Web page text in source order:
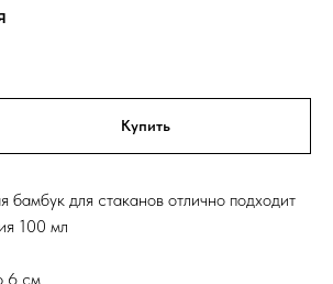
Купить
бамбук для стаканов отлично подходит
100 мл
6 см